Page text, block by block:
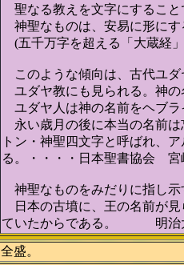
聖なる教えを文字にすること
神聖なものは、安易に形にす
(五千万字を超える「大蔵経
このような傾向は、古代ユダ
ユダヤ教にも見られる。神の
ユダヤ人は神の名前をヘブラ
永い歳月の後に本当の名前
トン・神聖四文字と呼ばれ、
る。・・・・日本聖書協会 宮
神聖なものをみだりに指し示
日本の古墳に、王の名前が見
ていたからである。 明
盛。